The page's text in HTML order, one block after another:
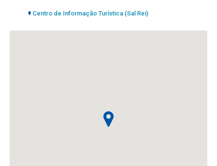
Centro de Informação Turística (Sal Rei)